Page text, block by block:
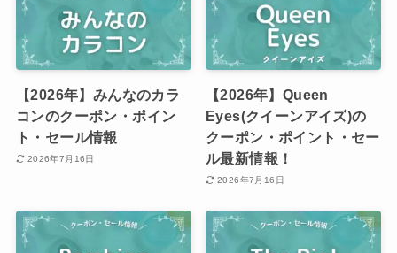
【2026年】みんなのカラ
コンのクーポン・ポイン
ト・セール情報
2026年7月16日
【2026年】Queen
Eyes(クイーンアイズ)の
クーポン・ポイント・セー
ル最新情報！
2026年7月16日